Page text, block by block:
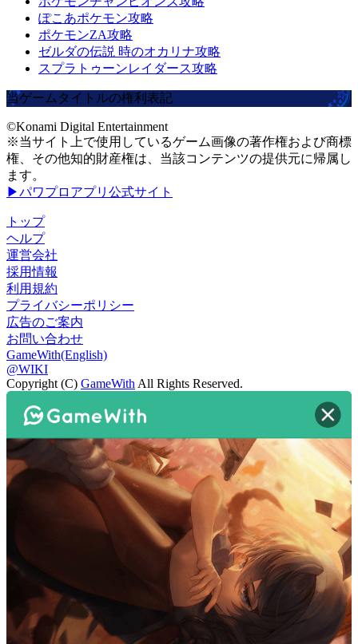
ぽこあポケモン攻略
ポケモンZA攻略
ゼルダの伝説 時のオカリナ攻略
スプラトゥーンレイダース攻略
当ゲームタイトルの権利表記
©Konami Digital Entertainment
※当サイト上で使用しているゲーム画像の著作権および商標
権、その他知的財産権は、当該コンテンツの提供元に帰属し
ます。
▶パワプロアプリ公式サイト
トップ
ヘルプ
運営会社
採用情報
利用規約
プライバシーポリシー
広告のご案内
お問い合わせ
GameWith(English)
@WIKI
Copyright (C) GameWith All Rights Reserved.